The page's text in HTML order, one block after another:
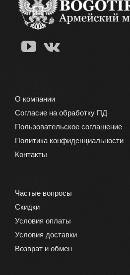
Опции
можно
О компании
Согласие на обработку ПД
Пользовательское соглашение
Политика конфиденциальности
Контакты
Частые вопросы
Скидки
Условия оплаты
Условия доставки
Возврат и обмен